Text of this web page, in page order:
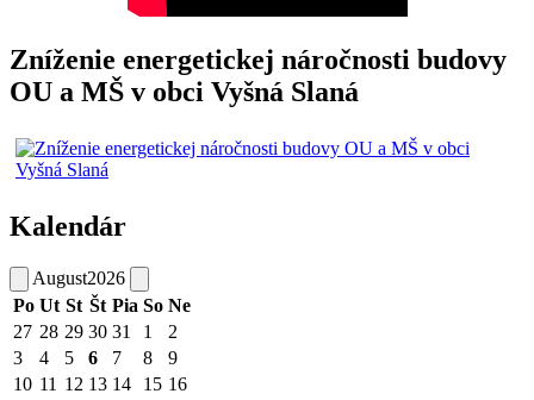
Zníženie energetickej náročnosti budovy
OU a MŠ v obci Vyšná Slaná
Kalendár
August2026
Po Ut St Št Pia So Ne
27 28 29 30 31 1
2
3
4 5 6 7 8
9
10 11 12 13 14 15 16